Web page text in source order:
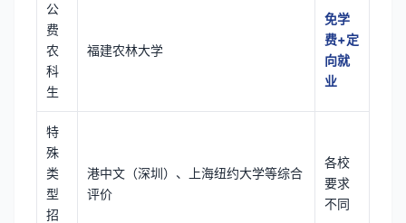
公
费
农
科
生
福建农林大学
免学
费+定
向就
业
特
殊
类
型
招
港中文（深圳）、上海纽约大学等综合
评价
各校
要求
不同